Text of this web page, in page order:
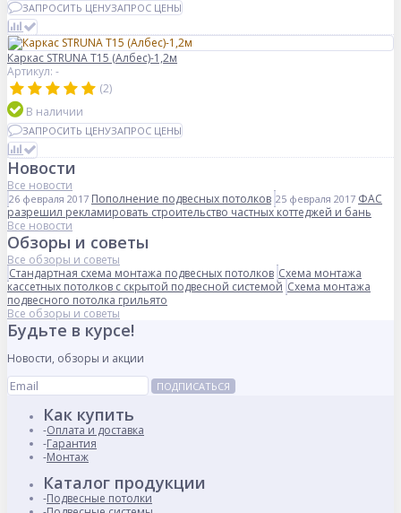
ЗАПРОСИТЬ ЦЕНУЗАПРОС ЦЕНЫ
Каркас STRUNA Т15 (Албес)-1,2м
Артикул: -
(2)
В наличии
ЗАПРОСИТЬ ЦЕНУЗАПРОС ЦЕНЫ
Новости
Все новости
26 февраля 2017 Пополнение подвесных потолков 25 февраля 2017 ФАС
разрешил рекламировать строительство частных коттеджей и бань
Все новости
Обзоры и советы
Все обзоры и советы
Стандартная схема монтажа подвесных потолков Схема монтажа
кассетных потолков с скрытой подвесной системой Схема монтажа
подвесного потолка грильято
Все обзоры и советы
Будьте в курсе!
Новости, обзоры и акции
ПОДПИСАТЬСЯ
Как купить
Оплата и доставка
Гарантия
Монтаж
Каталог продукции
Подвесные потолки